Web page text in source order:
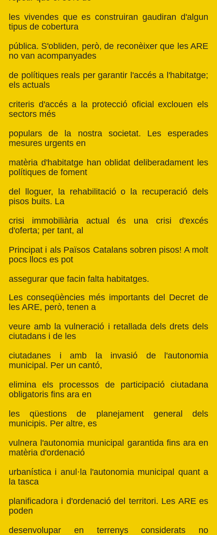
les vivendes que es construiran gaudiran d'algun
tipus de cobertura
pública. S'obliden, però, de reconèixer que les ARE
no van acompanyades
de polítiques reals per garantir l'accés a l'habitatge;
els actuals
criteris d'accés a la protecció oficial exclouen els
sectors més
populars de la nostra societat. Les esperades
mesures urgents en
matèria d'habitatge han oblidat deliberadament les
polítiques de foment
del lloguer, la rehabilitació o la recuperació dels
pisos buits. La
crisi immobiliària actual és una crisi d'excés
d'oferta; per tant, al
Principat i als Països Catalans sobren pisos! A molt
pocs llocs es pot
assegurar que facin falta habitatges.
Les conseqüències més importants del Decret de
les ARE, però, tenen a
veure amb la vulneració i retallada dels drets dels
ciutadans i de les
ciutadanes i amb la invasió de l'autonomia
municipal. Per un cantó,
elimina els processos de participació ciutadana
obligatoris fins ara en
les qüestions de planejament general dels
municipis. Per altre, es
vulnera l'autonomia municipal garantida fins ara en
matèria d'ordenació
urbanística i anul·la l'autonomia municipal quant a
la tasca
planificadora i d'ordenació del territori. Les ARE es
poden
desenvolupar en terrenys considerats no